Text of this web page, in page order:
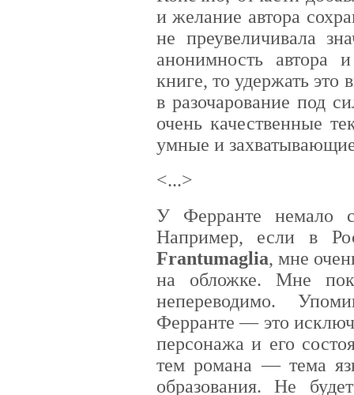
и желание автора
не преувеличивала
анонимность автора
книге, то удержать это
в разочарование под
очень качественные
умные и
<...>
У Ферранте немало
Например, если в
Frantumaglia, мне
на обложке. Мне
непереводимо.
Ферранте — это
персонажа и его
тем романа — тема
образования. Не